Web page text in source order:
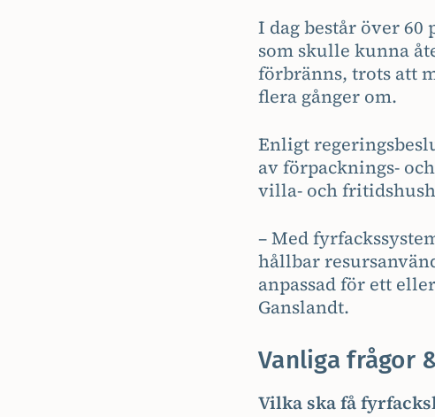
I dag består över
som skulle kunna
förbränns, trots att
flera gånger om.
Enligt
av förpacknings-
villa- och
– Med
hållbar
anpassad för ett
Ganslandt.
Vanliga frågor
Vilka ska få